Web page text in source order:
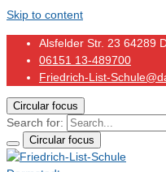
Skip to content
Alsfelder Str. 23 64289
06151 13-489700
Friedrich-List-
Circular focus
Search for:
Circular focus